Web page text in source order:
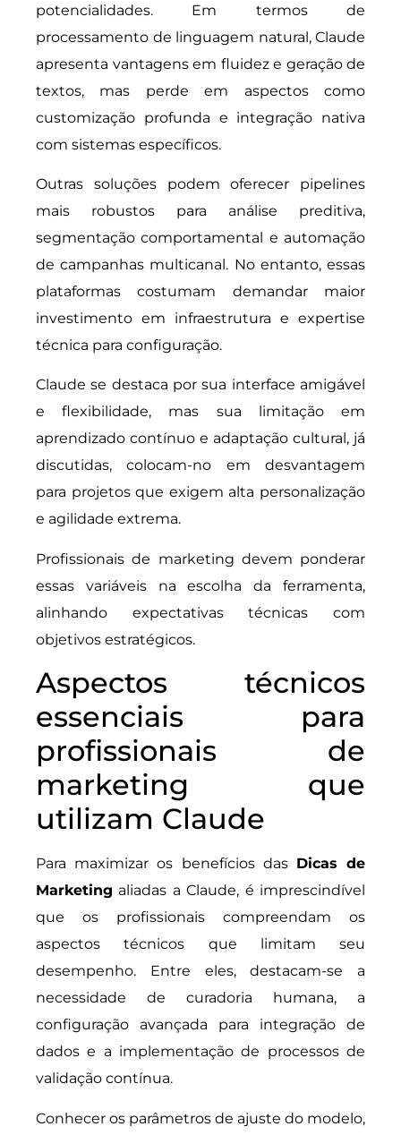
potencialidades. Em termos de
processamento de linguagem natural, Claude
apresenta vantagens em fluidez e geração de
textos, mas perde em aspectos como
customização profunda e integração nativa
com sistemas específicos.
Outras soluções podem oferecer pipelines
mais robustos para análise preditiva,
segmentação comportamental e automação
de campanhas multicanal. No entanto, essas
plataformas costumam demandar maior
investimento em infraestrutura e expertise
técnica para configuração.
Claude se destaca por sua interface amigável
e flexibilidade, mas sua limitação em
aprendizado contínuo e adaptação cultural, já
discutidas, colocam-no em desvantagem
para projetos que exigem alta personalização
e agilidade extrema.
Profissionais de marketing devem ponderar
essas variáveis na escolha da ferramenta,
alinhando expectativas técnicas com
objetivos estratégicos.
Aspectos técnicos
essenciais para
profissionais de
marketing que
utilizam Claude
Para maximizar os benefícios das Dicas de
Marketing aliadas a Claude, é imprescindível
que os profissionais compreendam os
aspectos técnicos que limitam seu
desempenho. Entre eles, destacam-se a
necessidade de curadoria humana, a
configuração avançada para integração de
dados e a implementação de processos de
validação contínua.
Conhecer os parâmetros de ajuste do modelo,